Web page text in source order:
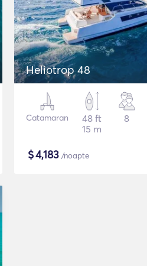
Heliotrop 48
Catamaran
48 ft
15 m
8
$4,183 /noapte